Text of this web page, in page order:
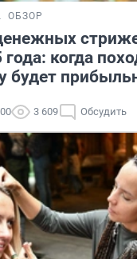
ОБЗОР
когда
будет
3 609 Обсудить